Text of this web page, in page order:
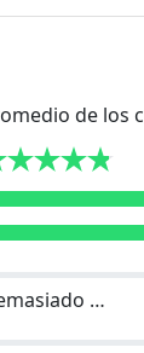
de los
Demasiado pequeño